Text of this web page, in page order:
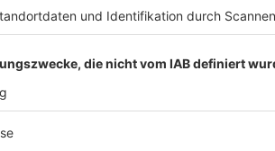
Spiele Letzte Spiele